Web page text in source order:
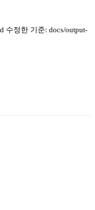
수정한 기준: docs/output-